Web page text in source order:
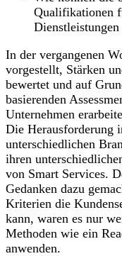
Qualifikationen
In der vergangenen
vorgestellt, Stärken
bewertet und auf
basierenden
Unternehmen
Die Herausforderung
unterschiedlichen
ihren
von Smart Services.
Gedanken dazu
Kriterien die
kann, waren es nur
Methoden wie ein
anwenden.